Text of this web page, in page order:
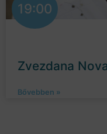
19:00
Zvezdana
Bővebben »